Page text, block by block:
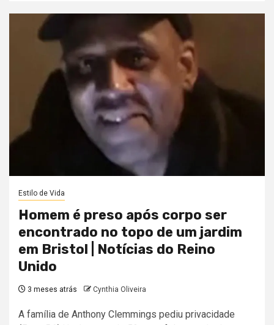
Estilo de Vida
Homem é preso após corpo ser
encontrado no topo de um jardim
em Bristol | Notícias do Reino
Unido
3 meses atrás Cynthia Oliveira
A família de Anthony Clemmings pediu privacidade